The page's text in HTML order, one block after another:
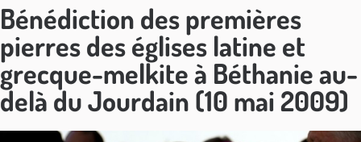
Bénédiction des premières
pierres des églises latine et
grecque-melkite à Béthanie au-
delà du Jourdain (10 mai 2009)